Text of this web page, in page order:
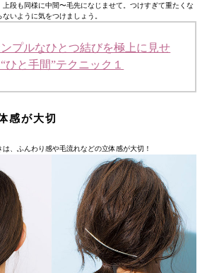
段も同様に中間〜毛先になじませて。つけすぎて重たくな
ないように気をつけましょう。
ンプルなひとつ結びを極上に見せ
ひと手間”テクニック１
感が大切
は、ふんわり感や毛流れなどの立体感が大切！